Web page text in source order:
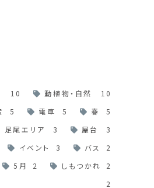
10 動植物・自然
10
5 電車 5 春
5
足尾エリア 3 屋台
3
イベント 3 バス
2
5月 2 しもつかれ
2
2